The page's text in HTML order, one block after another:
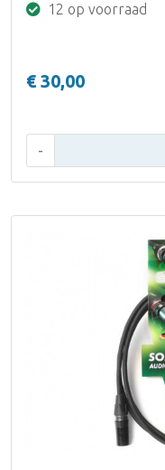
12 op voorraad
€ 30,00
-